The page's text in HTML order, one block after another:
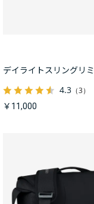
デイライトスリングリ
4.3 （3）
￥11,000